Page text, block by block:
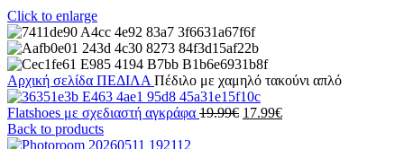
Click to enlarge
Αρχική σελίδα ΠΕΔΙΛΑ Πέδιλο με χαμηλό τακούνι απλό
Flatshoes με σχεδιαστή αγκράφα 19.99€ Original
17.99€Η
Back to products